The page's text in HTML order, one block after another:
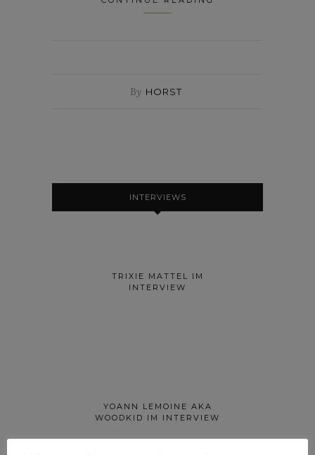
By HORST
INTERVIEWS
TRIXIE MATTEL IM
INTERVIEW
YOANN LEMOINE AKA
WOODKID IM INTERVIEW